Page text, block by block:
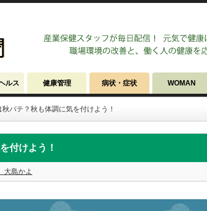
ルス 健康管理 病状・症状 WOMAN
バテ？秋も体調に気を付けよう！
付けよう！
島かよ